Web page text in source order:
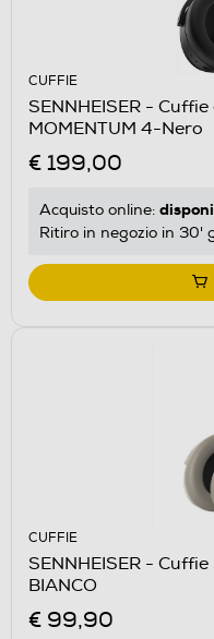
CUFFIE
SENNHEISER -
MOMENTUM 4-Nero
€ 199,00
Acquisto online:
Ritiro in negozio in 30'
CUFFIE
SENNHEISER -
BIANCO
€ 99,90